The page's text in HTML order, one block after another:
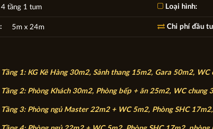
4 tầng 1 tum Loại hình:
5m x 24m Chi phí đầu
Tầng 1: KG Kê Hàng 30m2, Sảnh thang 15m2, Gara 50m2, WC
Tầng 2: Phòng Khách 30m2, Phòng bếp + ăn 25m2, WC chung
Tầng 3: Phòng ngủ Master 22m2 + WC 5m2, Phòng SHC